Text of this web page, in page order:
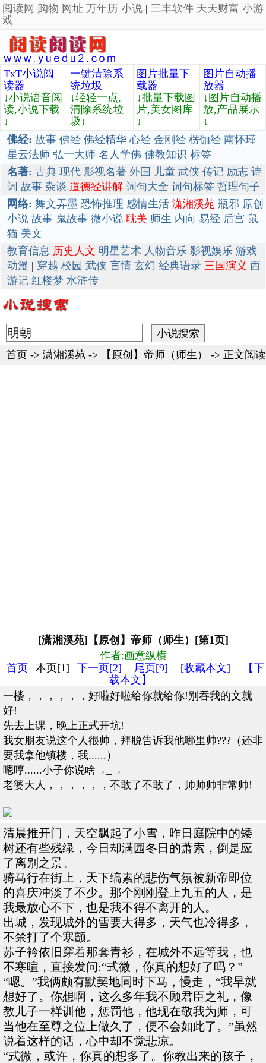
阅读网 购物 网址 万年历 小说 | 三丰软件 天天财富 小游
戏
TxT小说阅
读器
↓小说语音阅
读,小说下载
↓
一键清除系
统垃圾
↓轻轻一点,
清除系统垃
圾↓
图片批量下
载器
↓批量下载图
片,美女图库
↓
图片自动播
放器
↓图片自动播
放,产品展示
↓
佛经: 故事 佛经 佛经精华 心经 金刚经 楞伽经 南怀瑾
星云法师 弘一大师 名人学佛 佛教知识 标签
名著: 古典 现代 影视名著 外国 儿童 武侠 传记 励志 诗
词 故事 杂谈 道德经讲解 词句大全 词句标签 哲理句子
网络: 舞文弄墨 恐怖推理 感情生活 潇湘溪苑 瓶邪 原创
小说 故事 鬼故事 微小说 耽美 师生 内向 易经 后宫 鼠
猫 美文
教育信息 历史人文 明星艺术 人物音乐 影视娱乐 游戏
动漫 | 穿越 校园 武侠 言情 玄幻 经典语录 三国演义 西
游记 红楼梦 水浒传
首页 -> 潇湘溪苑 -> 【原创】帝师（师生） -> 正文阅读
[潇湘溪苑]【原创】帝师（师生）[第1页]
作者:画意纵横
首页
本页[1] 下一页[2] 尾页[9] [收藏本文]
【下
载本文】
一楼，，，，，，好啦好啦给你就给你!别吞我的文就
好!
先去上课，晚上正式开坑!
我女朋友说这个人很帅，拜脱告诉我他哪里帅???（还非
要我拿他镇楼，我......）
嗯哼......小子你说啥→_→
老婆大人，，，，，，不敢了不敢了，帅帅帅非常帅!
清晨推开门，天空飘起了小雪，昨日庭院中的矮
树还有些残绿，今日却满园冬日的萧索，倒是应
了离别之景。
骑马行在街上，天下缟素的悲伤气氛被新帝即位
的喜庆冲淡了不少。那个刚刚登上九五的人，是
我最放心不下，也是我不得不离开的人。
出城，发现城外的雪要大得多，天气也冷得多，
不禁打了个寒颤。
苏子衿依旧穿着那套青衫，在城外不远等我，也
不寒暄，直接发问:“式微，你真的想好了吗？”
“嗯。”我俩颇有默契地同时下马，慢走，“我早就
想好了。你想啊，这么多年我不顾君臣之礼，像
教儿子一样训他，惩罚他，他现在敬我为师，可
当他在至尊之位上做久了，便不会如此了。”虽然
说着这样的话，心中却不觉悲凉。
“式微，或许，你真的想多了。你教出来的孩子，